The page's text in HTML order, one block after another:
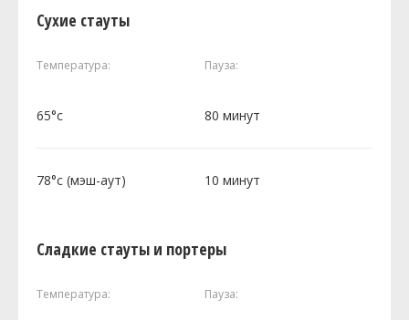
Сухие стауты
Температура: Пауза:
65°c 80 минут
78°c (мэш-аут) 10 минут
Сладкие стауты и портеры
Температура: Пауза: